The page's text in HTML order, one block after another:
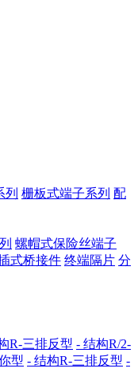
列 栅板式端子系列 配
螺帽式保险丝端子
式桥接件 终端隔片 分
R-三排反型 - 结构R/2-
型 - 结构R-三排反型 -